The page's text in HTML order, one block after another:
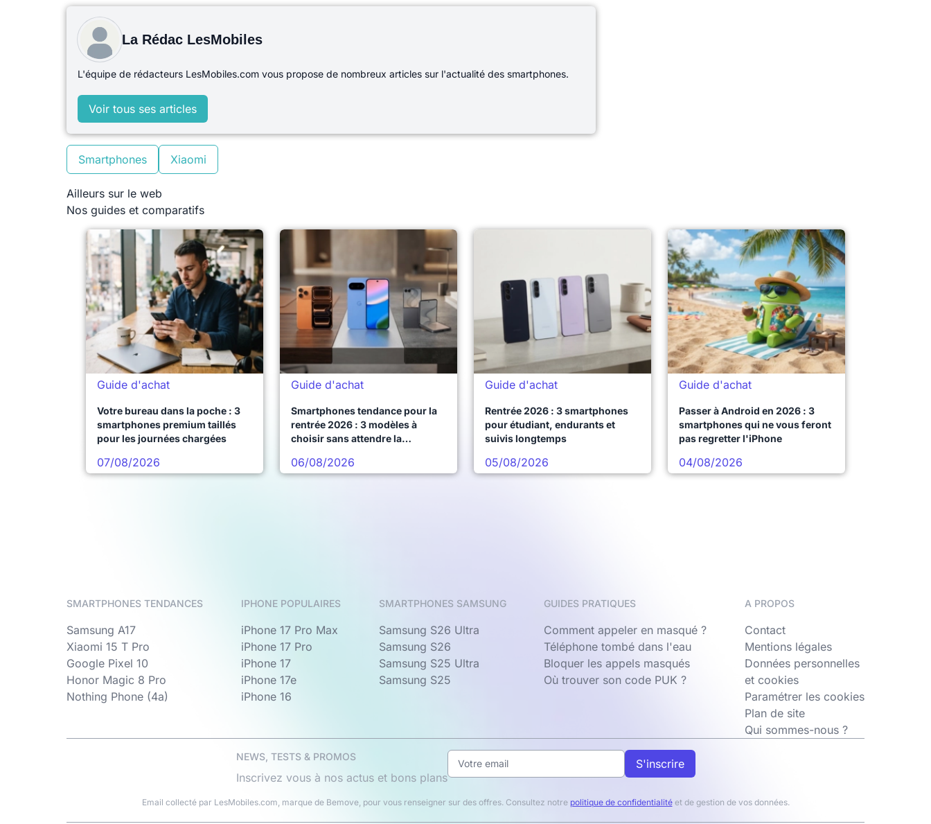
La Rédac LesMobiles
L'équipe de rédacteurs LesMobiles.com vous propose de nombreux articles sur l'actualité des smartphones.
Voir tous ses articles
Smartphones Xiaomi
Ailleurs sur le web
Nos guides et comparatifs
Guide d'achat
Votre bureau dans la poche : 3
smartphones premium taillés
pour les journées chargées
07/08/2026
Guide d'achat
Smartphones tendance pour la
rentrée 2026 : 3 modèles à
choisir sans attendre la
06/08/2026
Guide d'achat
Rentrée 2026 : 3 smartphones
pour étudiant, endurants et
suivis longtemps
05/08/2026
Guide d'achat
Passer à Android en 2026 : 3
smartphones qui ne vous feront
pas regretter l'iPhone
04/08/2026
SMARTPHONES TENDANCES
Samsung A17
Xiaomi 15 T Pro
Google Pixel 10
Honor Magic 8 Pro
Nothing Phone (4a)
IPHONE POPULAIRES
iPhone 17 Pro Max
iPhone 17 Pro
iPhone 17
iPhone 17e
iPhone 16
SMARTPHONES SAMSUNG
Samsung S26 Ultra
Samsung S26
Samsung S25 Ultra
Samsung S25
GUIDES PRATIQUES
Comment appeler en masqué ?
Téléphone tombé dans l'eau
Bloquer les appels masqués
Où trouver son code PUK ?
A PROPOS
Contact
Mentions légales
Données personnelles
et cookies
Paramétrer les cookies
Plan de site
Qui sommes-nous ?
NEWS, TESTS & PROMOS
Inscrivez vous à nos actus et bons plans
S'inscrire
Email collecté par LesMobiles.com, marque de Bemove, pour vous renseigner sur des offres. Consultez notre politique de confidentialitéet de gestion de vos données.